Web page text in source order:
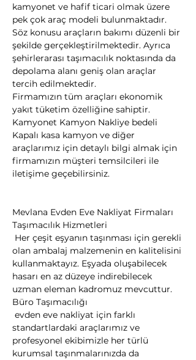
kamyonet ve hafif ticari olmak üzere
pek çok araç modeli bulunmaktadır.
Söz konusu araçların bakımı düzenli bir
şekilde gerçekleştirilmektedir. Ayrıca
şehirlerarası taşımacılık noktasında da
depolama alanı geniş olan araçlar
tercih edilmektedir.
Firmamızın tüm araçları ekonomik
yakıt tüketim özelliğine sahiptir.
Kamyonet Kamyon Nakliye bedeli
Kapalı kasa kamyon ve diğer
araçlarımız için detaylı bilgi almak için
firmamızın müşteri temsilcileri ile
iletişime geçebilirsiniz.
Mevlana Evden Eve Nakliyat Firmaları
Taşımacılık Hizmetleri
olan ambalaj malzemenin en kalitelisini
kullanmaktayız. Eşyada oluşabilecek
hasarı en az düzeye indirebilecek
uzman eleman kadromuz mevcuttur.
Büro Taşımacılığı
standartlardaki araçlarımız ve
profesyonel ekibimizle her türlü
kurumsal taşınmalarınızda da